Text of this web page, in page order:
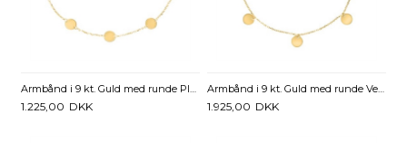
Armbånd i 9 kt. Guld med runde Plader - 16 og 18 cm
1.225,00 DKK
Armbånd i 9 kt. Guld med runde Vedhæng - 18 cm
1.925,00 DKK